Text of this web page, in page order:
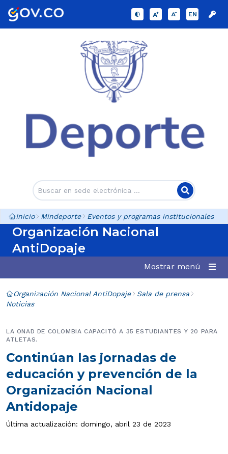
EN
Inicio Mindeporte Eventos y programas institucionales
Organización Nacional
AntiDopaje
Mostrar menú
Organización Nacional AntiDopaje
Sala de prensa
Noticias
Continúan las jornadas de
educación y prevención de la
Organización Nacional
Antidopaje
LA ONAD DE COLOMBIA CAPACITÒ A 35 ESTUDIANTES Y 20 PARA
ATLETAS.
Última actualización: domingo, abril 23 de 2023